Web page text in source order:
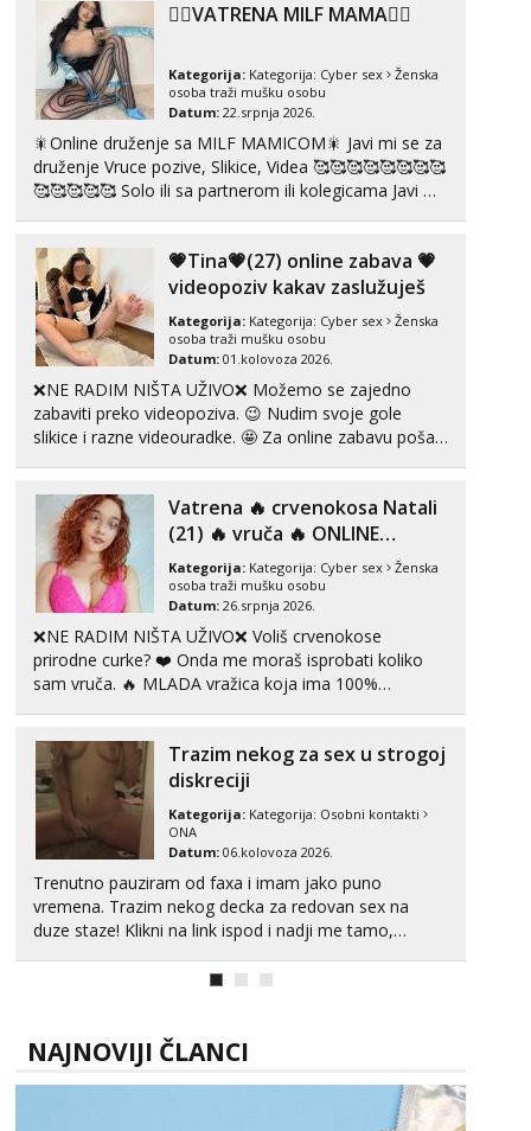
tel:0,93€ - mob:1,12€ min
Čekam tvoj poziv!
Tel: 064/677-677- Kod: #87
tel:0,93€ - mob:1,12€ min
Zara
tel:0,93€ - mob:1,12€ min
Anđela
Čekam tvoj poziv!
Tel:
tel:0,93€ - mob:1,12€ min
Mira
Tel:
tel:0,93€ - mob:1,12€ min
Liliana
Razgovaram :)
- Kod: #69
tel:0,93€ - mob:1,12€ min
Obavijesti me kada se oslobodi
Tel: 064/677-677 - Kod: #04
tel:0,93€ - mob:1,12€ min
Kristina
Učiteljica iz predgrađa traži...
064/677-677
- Kod: #160
tel:0,93€ - mob:1,12€ min
Obavijesti me kada se oslobodi
Čekam tvoj poziv!
Tel:064/677-677- Kod: #119
štikle, samostojeće itd. Nudim svakakva videa seksa,
puš...
❤️‍🔥VATRENA MILF MAMA❤️‍🔥
Kategorija: Kategorija: Cyber sex
Ženska
osoba traži mušku osobu
Datum: 22.srpnja 2026.
🎇Online druženje sa MILF MAMICOM🎇 Javi mi se za
druženje Vruce pozive, Slikice, Videa 🥰🥰🥰🥰🥰🥰🥰🥰
🥰🥰🥰🥰🥰 Solo ili sa partnerom ili kolegicama Javi mi
RADIM SASTANKE I DRUZENJA UZIVO🤬...
💗Tina💗(27) online zabava 💗
videopoziv kakav zaslužuješ
Kategorija: Kategorija: Cyber sex
Ženska
osoba traži mušku osobu
Datum: 01.kolovoza 2026.
❌NE RADIM NIŠTA UŽIVO❌ Možemo se zajedno
zabaviti preko videopoziva. 😉 Nudim svoje gole
slikice i razne videouradke. 🤩 Za online zabavu pošalji
vidjeti na videopozivu. 😉 S vama sam vec 5 ...
Vatrena ‎️‍🔥 crvenokosa Natali
(21) ‎️‍🔥 vruča‎ ️‍🔥 ONLINE
ZABAVA
Kategorija: Kategorija: Cyber sex
Ženska
osoba traži mušku osobu
Datum: 26.srpnja 2026.
❌NE RADIM NIŠTA UŽIVO❌ Voliš crvenokose
prirodne curke? ❤️ Onda me moraš isprobati koliko
sam vruča.‎ ️‍🔥 MLADA vražica koja ima 100%
možeš pranaći nešto po svojoj mjeri. Sexi videa s
kolegica...
Trazim nekog za sex u strogoj
diskreciji
Kategorija: Kategorija: Osobni kontakti
ONA
Datum: 06.kolovoza 2026.
Trenutno pauziram od faxa i imam jako puno
vremena. Trazim nekog decka za redovan sex na
duze staze! Klikni na link ispod i nadji me tamo,
NAJNOVIJI ČLANCI